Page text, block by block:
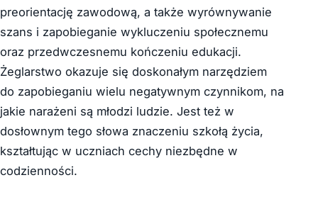
preorientację zawodową, a także wyrównywanie
szans i zapobieganie wykluczeniu społecznemu
oraz przedwczesnemu kończeniu edukacji.
Żeglarstwo okazuje się doskonałym narzędziem
do zapobieganiu wielu negatywnym czynnikom, na
jakie narażeni są młodzi ludzie. Jest też w
dosłownym tego słowa znaczeniu szkołą życia,
kształtując w uczniach cechy niezbędne w
codzienności.